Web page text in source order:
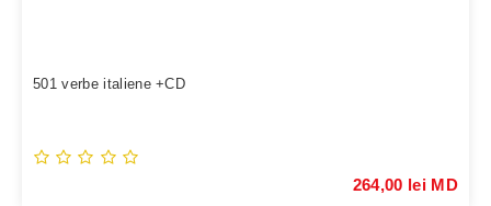
501 verbe italiene +CD
264,00 lei MD